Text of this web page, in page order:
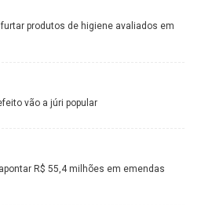
produtos de higiene avaliados em
vão a júri popular
R$ 55,4 milhões em emendas